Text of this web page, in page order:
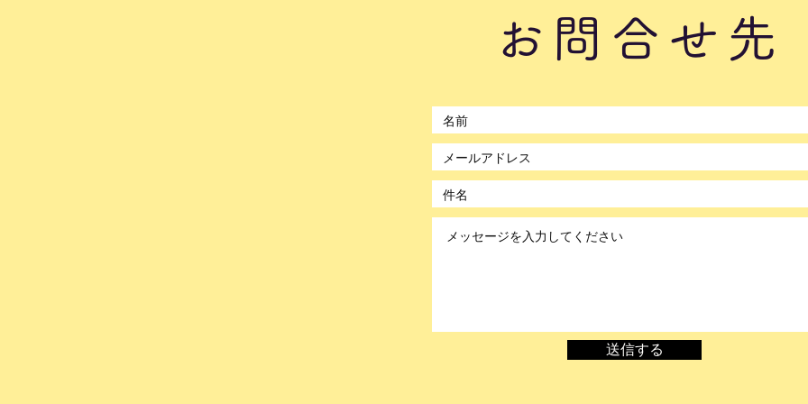
©2021 by のぼかん。Wix.com で作成されました。
送信する
お問合せ先